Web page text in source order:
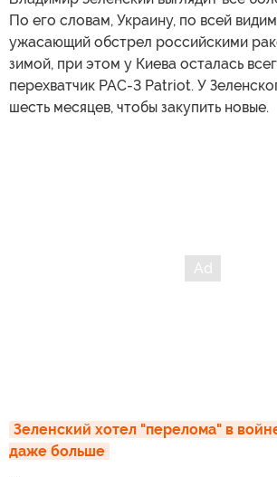
По его словам, Украину, по всей
ужасающий обстрел российскими
зимой, при этом у Киева осталась
перехватчик PAC-3 Patriot. У
шесть месяцев, чтобы закупить новые.
Зеленский хотел "перелома" в
даже больше